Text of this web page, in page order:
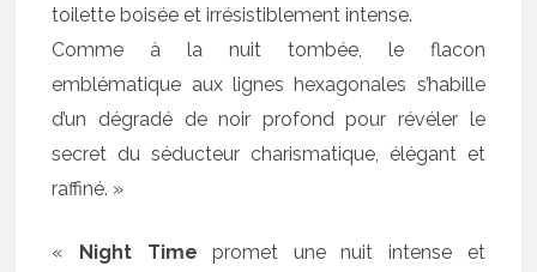
toilette boisée et irrésistiblement intense.
Comme à la nuit tombée, le flacon
emblématique aux lignes hexagonales s’habille
d’un dégradé de noir profond pour révéler le
secret du séducteur charismatique, élégant et
raffiné. »
« Night Time promet une nuit intense et